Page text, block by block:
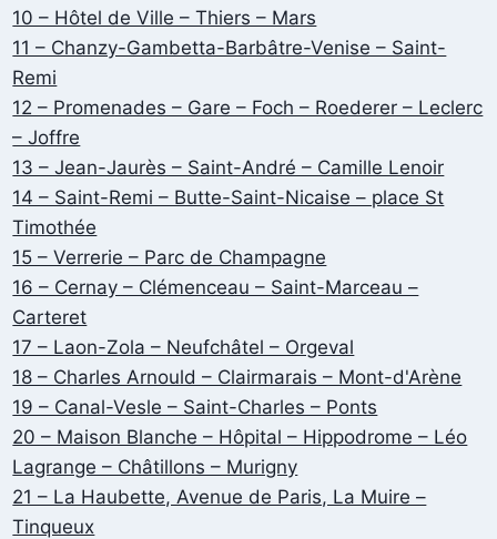
10 – Hôtel de Ville – Thiers – Mars
11 – Chanzy-Gambetta-Barbâtre-Venise – Saint-
Remi
12 – Promenades – Gare – Foch – Roederer – Leclerc
– Joffre
13 – Jean-Jaurès – Saint-André – Camille Lenoir
14 – Saint-Remi – Butte-Saint-Nicaise – place St
Timothée
15 – Verrerie – Parc de Champagne
16 – Cernay – Clémenceau – Saint-Marceau –
Carteret
17 – Laon-Zola – Neufchâtel – Orgeval
18 – Charles Arnould – Clairmarais – Mont-d'Arène
19 – Canal-Vesle – Saint-Charles – Ponts
20 – Maison Blanche – Hôpital – Hippodrome – Léo
Lagrange – Châtillons – Murigny
21 – La Haubette, Avenue de Paris, La Muire –
Tinqueux